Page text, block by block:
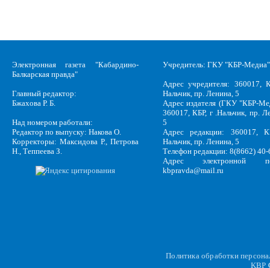
Электронная газета "Кабардино-
Балкарская правда"
Главный редактор:
Бжахова Р. Б.
Над номером работали:
Редактор по выпуску: Накова О.
Корректоры: Максидова Р., Петрова
Н., Теппеева З.
Учредитель: ГКУ "КБР-Медиа"
Адрес учредителя: 360017,
Нальчик, пр. Ленина, 5
Адрес издателя (ГКУ "КБР-
360017, КБР, г .Нальчик, пр.
5
Адрес редакции: 360017,
Нальчик, пр. Ленина, 5
Телефон редакции: 8(8662)
Адрес электронной
kbpravda@mail.ru
Политика обработки
KBP